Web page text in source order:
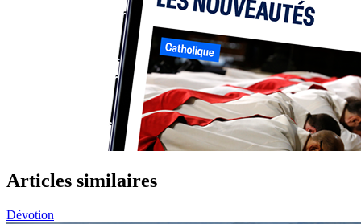
Articles similaires
Dévotion